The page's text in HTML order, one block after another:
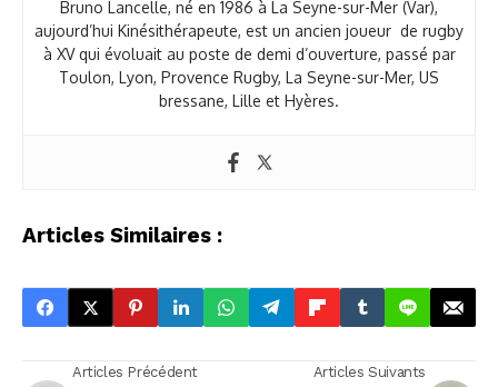
Bruno Lancelle, né en 1986 à La Seyne-sur-Mer (Var),
aujourd’hui Kinésithérapeute, est un ancien joueur de rugby
à XV qui évoluait au poste de demi d’ouverture, passé par
Toulon, Lyon, Provence Rugby, La Seyne-sur-Mer, US
bressane, Lille et Hyères.
Articles Similaires :
Articles Précédent Articles Suivants